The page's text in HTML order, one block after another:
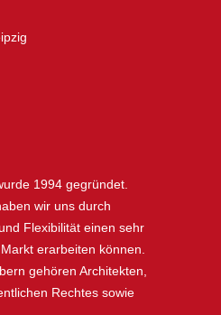
1994 gegründet.
wir uns durch
Flexibilität einen sehr
erarbeiten können.
gehören Architekten,
Rechtes sowie